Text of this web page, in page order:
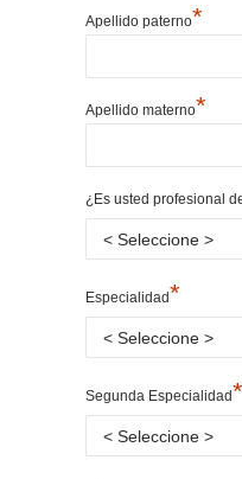
Apellido paterno*
Apellido materno*
¿Es usted profesional
Especialidad*
Segunda Especialidad*